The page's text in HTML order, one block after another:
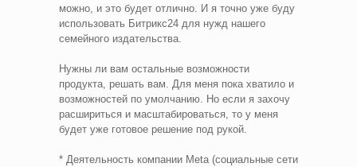
можно, и это будет отлично. И я точно уже буду
использовать Битрикс24 для нужд нашего
семейного издательства.
Нужны ли вам остальные возможности
продукта, решать вам. Для меня пока хватило и
возможностей по умолчанию. Но если я захочу
расшириться и масштабироваться, то у меня
будет уже готовое решение под рукой.
* Деятельность компании Meta (социальные сети